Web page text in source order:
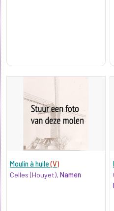
Moulin à huile(V)
Celles (Houyet), Namen